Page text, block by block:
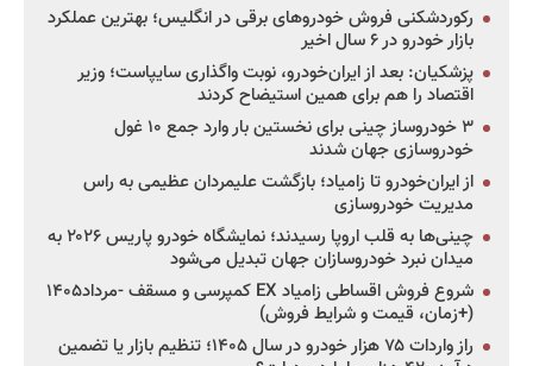
رکوردشکنی فروش خودروهای برقی در انگلیس؛ بهترین عملکرد
بازار خودرو در ۶ سال اخیر
پزشکیان: بعد از ایران‌خودرو، نوبت واگذاری سایپاست؛ وزیر
اقتصاد را هم برای همین استیضاح کردند
۳ خودروساز چینی برای نخستین بار وارد جمع ۱۰ غول
خودروسازی جهان شدند
از ایران‌خودرو تا زامیاد؛ بازگشت علیمردان عظیمی به راس
مدیریت خودروسازی
چینی‌ها به قلب اروپا رسیدند؛ نمایشگاه خودرو پاریس ۲۰۲۶ به
میدان نبرد خودروسازان جهان تبدیل می‌شود
شروع فروش اقساطی زامیاد EX کمپرسی و مسقف -مرداد۱۴۰۵
(+زمان، قیمت و شرایط فروش)
راز واردات ۷۵ هزار خودرو در سال ۱۴۰۵؛ تنظیم بازار یا تضمین